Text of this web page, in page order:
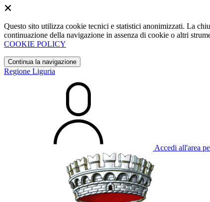
Questo sito utilizza cookie tecnici e statistici anonimizzati. La
continuazione della navigazione in assenza di cookie o altri
COOKIE POLICY
Continua la navigazione
Regione Liguria
Accedi all'area